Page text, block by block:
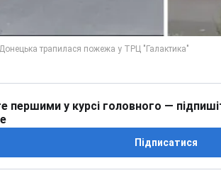
першими у курсі головного —
Підписатися